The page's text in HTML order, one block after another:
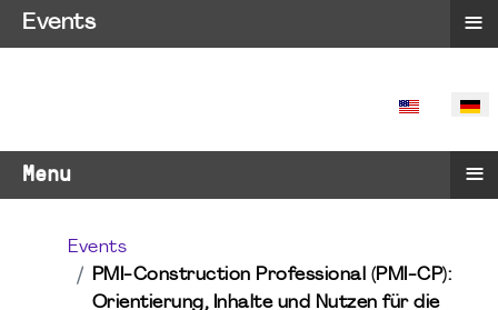
SPRACHE
Menu ≡
Events
PMI-Construction Professional (PMI-CP):
Orientierung, Inhalte und Nutzen für die
Events ≡